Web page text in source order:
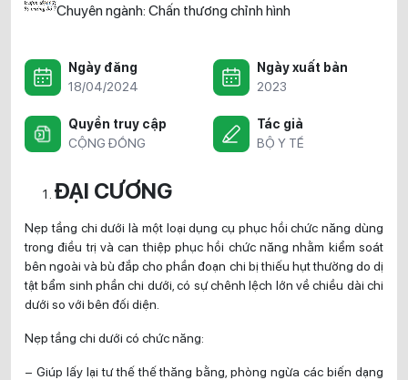
Chuyên ngành: Chấn thương chỉnh hình
Ngày đăng
18/04/2024
Ngày xuất bản
2023
Quyền truy cập
CỘNG ĐỒNG
Tác giả
BỘ Y TẾ
ĐẠI CƯƠNG
Nẹp tầng chi dưới là một loại dụng cụ phục hồi chức năng dùng
trong điều trị và can thiệp phục hồi chức năng nhằm kiểm soát
bên ngoài và bù đắp cho phần đoạn chi bị thiếu hụt thường do dị
tật bẩm sinh phần chi dưới, có sự chênh lệch lớn về chiều dài chi
dưới so với bên đối diện.
Nẹp tầng chi dưới có chức năng:
– Giúp lấy lại tư thế thế thăng bằng, phòng ngừa các biến dạng